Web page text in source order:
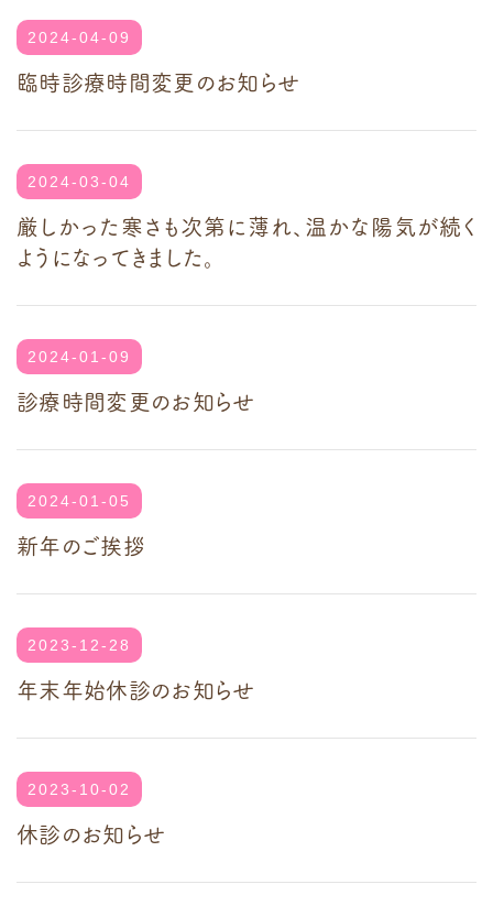
2024-04-09
臨時診療時間変更のお知らせ
2024-03-04
厳しかった寒さも次第に薄れ、温かな陽気が続く
ようになってきました。
2024-01-09
診療時間変更のお知らせ
2024-01-05
新年のご挨拶
2023-12-28
年末年始休診のお知らせ
2023-10-02
休診のお知らせ